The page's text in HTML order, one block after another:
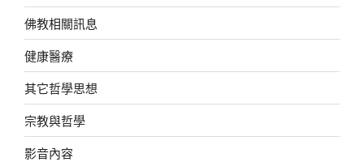
佛教相關訊息
健康醫療
其它哲學思想
宗教與哲學
影音內容